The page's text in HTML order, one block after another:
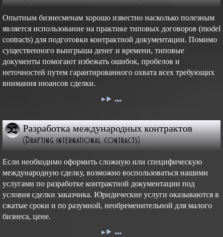
Опытным бизнесменам хорошо известно насколько полезным
является использование на практике типовых договоров (model
contracts) для подготовки контрактной документации. Помимо
существенного выигрыша денег и времени, типовые
документы помогают избежать ошибок, пробелов и
неточностей путем гарантированного охвата всех требующих
внимания нюансов сделки.
Разработка международных контрактов
(Drafting international contracts)
Если необходимо оформить сложную или специфическую
международную сделку, возможно воспользоваться нашими
услугами по разработке контрактной документации под
условия сделки заказчика. Юридические услуги оказываются в
сжатые сроки и по разумной, необременительной для малого
бизнеса, цене.